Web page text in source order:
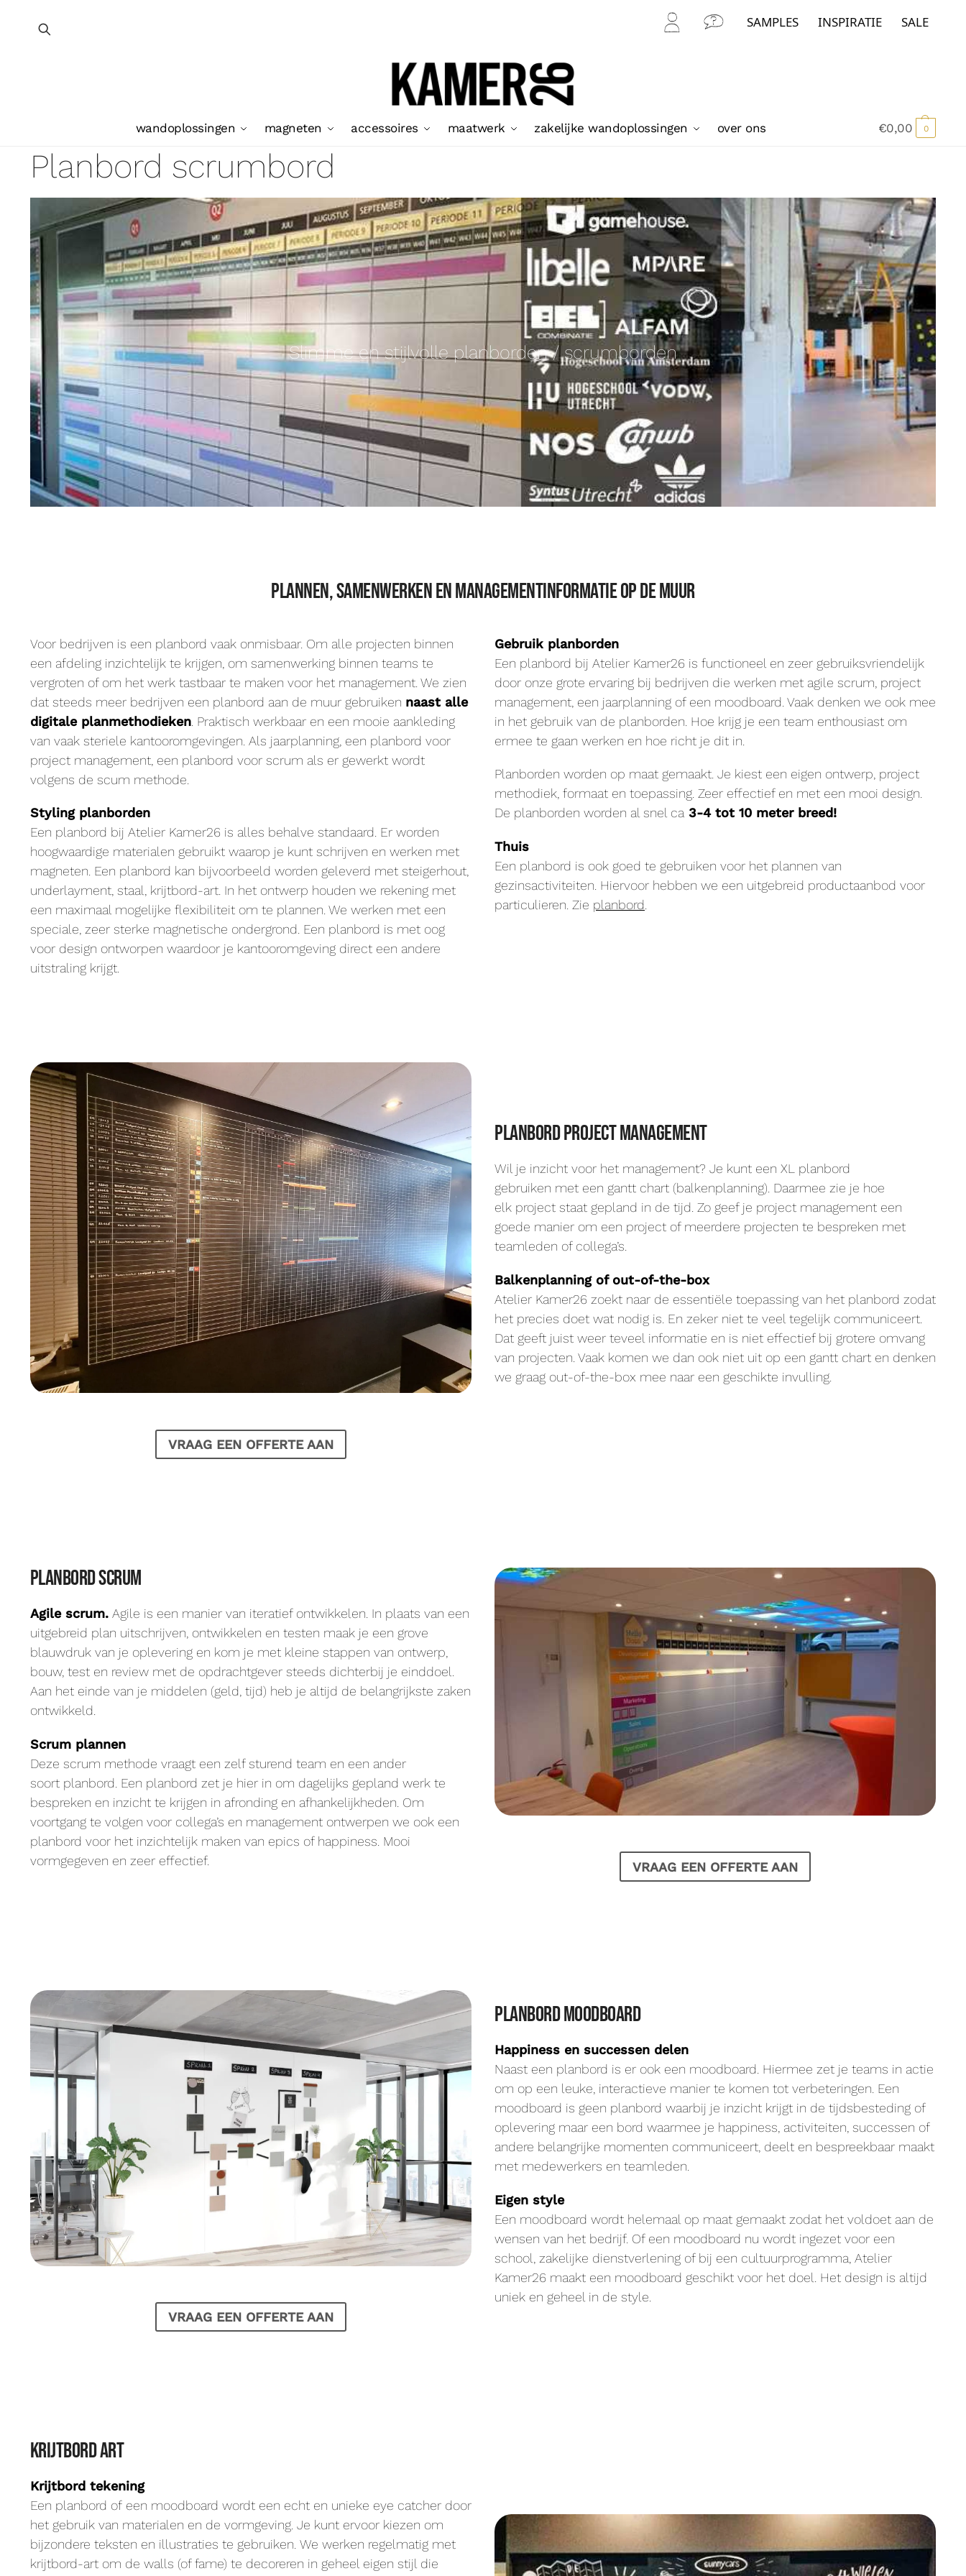
Mijn
Con
SAMPLES INSPIRATIE SALE
wandoplossingen magneten accessoires maatwerk zakelijke wandoplossingen over ons €0,00 0
Planbord scrumbord
Slimme en stijlvolle planborden / scrumborden
plannen, samenwerken en managementinformatie op de muur
Voor bedrijven is een planbord vaak onmisbaar. Om alle projecten binnen
een afdeling inzichtelijk te krijgen, om samenwerking binnen teams te
vergroten of om het werk tastbaar te maken voor het management. We zien
dat steeds meer bedrijven een planbord aan de muur gebruiken naast alle
digitale planmethodieken. Praktisch werkbaar en een mooie aankleding
van vaak steriele kantooromgevingen. Als jaarplanning, een planbord voor
project management, een planbord voor scrum als er gewerkt wordt
volgens de scum methode.
Styling planborden
Een planbord bij Atelier Kamer26 is alles behalve standaard. Er worden
hoogwaardige materialen gebruikt waarop je kunt schrijven en werken met
magneten. Een planbord kan bijvoorbeeld worden geleverd met steigerhout,
underlayment, staal, krijtbord-art. In het ontwerp houden we rekening met
een maximaal mogelijke flexibiliteit om te plannen. We werken met een
speciale, zeer sterke magnetische ondergrond. Een planbord is met oog
voor design ontworpen waardoor je kantooromgeving direct een andere
uitstraling krijgt.
Gebruik planborden
Een planbord bij Atelier Kamer26 is functioneel en zeer gebruiksvriendelijk
door onze grote ervaring bij bedrijven die werken met agile scrum, project
management, een jaarplanning of een moodboard. Vaak denken we ook mee
in het gebruik van de planborden. Hoe krijg je een team enthousiast om
ermee te gaan werken en hoe richt je dit in.
Planborden worden op maat gemaakt. Je kiest een eigen ontwerp, project
methodiek, formaat en toepassing. Zeer effectief en met een mooi design.
De planborden worden al snel ca3-4 tot 10 meter breed!
Thuis
Een planbord is ook goed te gebruiken voor het plannen van
gezinsactiviteiten. Hiervoor hebben we een uitgebreid productaanbod voor
particulieren. Zie planbord
VRAAG EEN OFFERTE AAN
planbord project management
Wil je inzicht voor het management? Je kunt een XL planbord
gebruiken met een gantt chart (balkenplanning). Daarmee zie je hoe
elk project staat gepland in de tijd. Zo geef je project management een
goede manier om een project of meerdere projecten te bespreken met
teamleden of collega’s.
Balkenplanning of out-of-the-box
Atelier Kamer26 zoekt naar de essentiële toepassing van het planbord zodat
het precies doet wat nodig is. En zeker niet te veel tegelijk communiceert.
Dat geeft juist weer teveel informatie en is niet effectief bij grotere omvang
van projecten. Vaak komen we dan ook niet uit op een gantt chart en denken
we graag out-of-the-box mee naar een geschikte invulling.
planbord scrum
Agile scrum.Agile is een manier van iteratief ontwikkelen. In plaats van een
uitgebreid plan uitschrijven, ontwikkelen en testen maak je een grove
blauwdruk van je oplevering en kom je met kleine stappen van ontwerp,
bouw, test en review met de opdrachtgever steeds dichterbij je einddoel.
Aan het einde van je middelen (geld, tijd) heb je altijd de belangrijkste zaken
ontwikkeld.
Scrum plannen
Deze scrum methode vraagt een zelf sturend team en een ander
soort planbord. Een planbord zet je hier in om dagelijks gepland werk te
bespreken en inzicht te krijgen in afronding en afhankelijkheden. Om
voortgang te volgen voor collega’s en management ontwerpen we ook een
planbord voor het inzichtelijk maken van epics of happiness. Mooi
vormgegeven en zeer effectief.
VRAAG EEN OFFERTE AAN
VRAAG EEN OFFERTE AAN
planbord moodboard
Happiness en successen delen
Naast een planbord is er ook een moodboard. Hiermee zet je teams in actie
om op een leuke, interactieve manier te komen tot verbeteringen. Een
moodboard is geen planbord waarbij je inzicht krijgt in de tijdsbesteding of
oplevering maar een bord waarmee je happiness, activiteiten, successen of
andere belangrijke momenten communiceert, deelt en bespreekbaar maakt
met medewerkers en teamleden.
Eigen style
Een moodboard wordt helemaal op maat gemaakt zodat het voldoet aan de
wensen van het bedrijf. Of een moodboard nu wordt ingezet voor een
school, zakelijke dienstverlening of bij een cultuurprogramma, Atelier
Kamer26 maakt een moodboard geschikt voor het doel. Het design is altijd
uniek en geheel in de style.
krijtbord art
Krijtbord tekening
Een planbord of een moodboard wordt een echt en unieke eye catcher door
het gebruik van materialen en de vormgeving. Je kunt ervoor kiezen om
bijzondere teksten en illustraties te gebruiken. We werken regelmatig met
krijtbord-art om de walls (of fame) te decoreren in geheel eigen stijl die